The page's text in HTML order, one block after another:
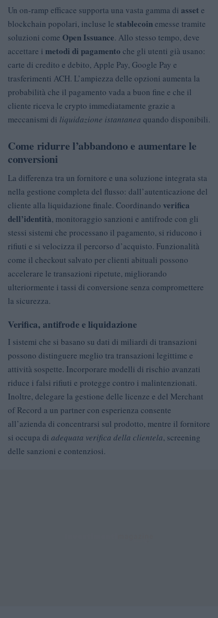
Un on-ramp efficace supporta una vasta gamma di asset e
blockchain popolari, incluse le stablecoinemesse tramite
soluzioni come Open Issuance. Allo stesso tempo, deve
accettare i metodi di pagamento che gli utenti già usano:
carte di credito e debito, Apple Pay, Google Pay e
trasferimenti ACH. L’ampiezza delle opzioni aumenta la
probabilità che il pagamento vada a buon fine e che il
cliente riceva le crypto immediatamente grazie a
meccanismi di liquidazione istantanea quando disponibili.
Come ridurre l’abbandono e aumentare le
conversioni
La differenza tra un fornitore e una soluzione integrata sta
nella gestione completa del flusso: dall’autenticazione del
cliente alla liquidazione finale. Coordinando verifica
dell’identità, monitoraggio sanzioni e antifrode con gli
stessi sistemi che processano il pagamento, si riducono i
rifiuti e si velocizza il percorso d’acquisto. Funzionalità
come il checkout salvato per clienti abituali possono
accelerare le transazioni ripetute, migliorando
ulteriormente i tassi di conversione senza compromettere
la sicurezza.
Verifica, antifrode e liquidazione
I sistemi che si basano su dati di miliardi di transazioni
possono distinguere meglio tra transazioni legittime e
attività sospette. Incorporare modelli di rischio avanzati
riduce i falsi rifiuti e protegge contro i malintenzionati.
Inoltre, delegare la gestione delle licenze e del Merchant
of Record a un partner con esperienza consente
all’azienda di concentrarsi sul prodotto, mentre il fornitore
si occupa di adequata verifica della clientela, screening
delle sanzioni e contenziosi.